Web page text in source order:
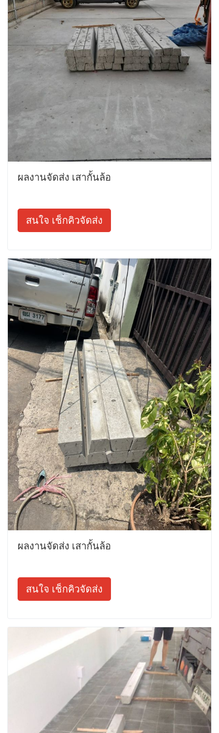
ผลงานจัดส่ง เสากั้นล้อ
สนใจ เช็กคิวจัดส่ง
ผลงานจัดส่ง เสากั้นล้อ
สนใจ เช็กคิวจัดส่ง